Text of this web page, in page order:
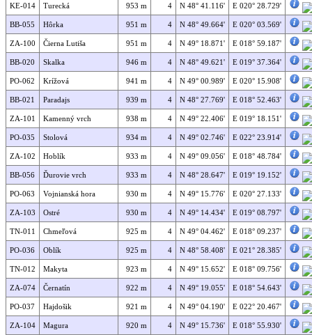
KE-014 Turecká 953 m 4 N 48° 41.116' E 020° 28.729'
BB-055 Hôrka 951 m 4 N 48° 49.664' E 020° 03.569'
ZA-100 Čierna Lutiša 951 m 4 N 49° 18.871' E 018° 59.187'
BB-020 Skalka 946 m 4 N 48° 49.621' E 019° 37.364'
PO-062 Krížová 941 m 4 N 49° 00.989' E 020° 15.908'
BB-021 Paradajs 939 m 4 N 48° 27.769' E 018° 52.463'
ZA-101 Kamenný vrch 938 m 4 N 49° 22.406' E 019° 18.151'
PO-035 Stolová 934 m 4 N 49° 02.746' E 022° 23.914'
ZA-102 Hoblík 933 m 4 N 49° 09.056' E 018° 48.784'
BB-056 Ďurovie vrch 933 m 4 N 48° 28.647' E 019° 19.152'
PO-063 Vojnianská hora 930 m 4 N 49° 15.776' E 020° 27.133'
ZA-103 Ostré 930 m 4 N 49° 14.434' E 019° 08.797'
TN-011 Chmeľová 925 m 4 N 49° 04.462' E 018° 09.237'
PO-036 Oblík 925 m 4 N 48° 58.408' E 021° 28.385'
TN-012 Makyta 923 m 4 N 49° 15.652' E 018° 09.756'
ZA-074 Černatín 922 m 4 N 49° 19.055' E 018° 54.643'
PO-037 Hajdošik 921 m 4 N 49° 04.190' E 022° 20.467'
ZA-104 Magura 920 m 4 N 49° 15.736' E 018° 55.930'